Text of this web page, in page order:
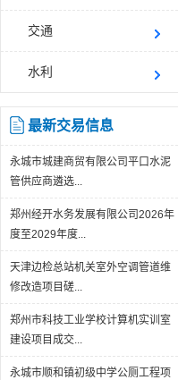
交通
水利
最新交易信息
永城市城建商贸有限公司平口水泥
管供应商遴选...
郑州经开水务发展有限公司2026年
度至2029年度...
天津边检总站机关室外空调管道维
修改造项目磋...
郑州市科技工业学校计算机实训室
建设项目成交...
永城市顺和镇初级中学公厕工程项